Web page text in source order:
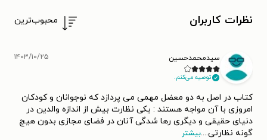
نظرات کاربران محبوب‌ترین
سیدمحمدحسین
توصیه می‌کنم.
۱۴۰۳/۱۰/۲۵
کتاب در اصل به دو معضل مهمی می پردازد که نوجوانان و کودکان
امروزی با آن مواجه هستند : یکی نظارت بیش از اندازه والدین در
دنیای حقیقی و دیگری رها شدگی آنان در فضای مجازی بدون هیچ
گونه نظارتی....بیشتر